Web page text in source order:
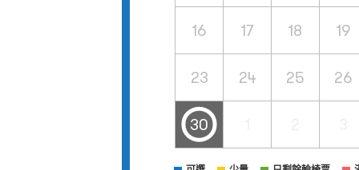
16 17 18 19
23 24 25 26
30